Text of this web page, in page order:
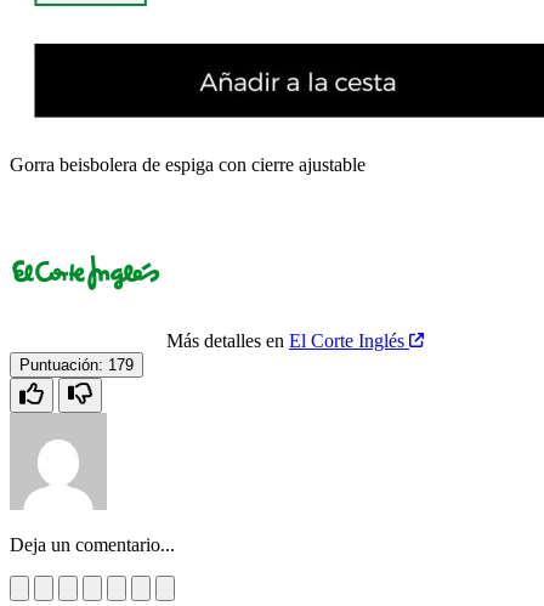
Gorra beisbolera de espiga con cierre ajustable
Más detalles en El Corte Inglés
Puntuación: 179
Deja un comentario...